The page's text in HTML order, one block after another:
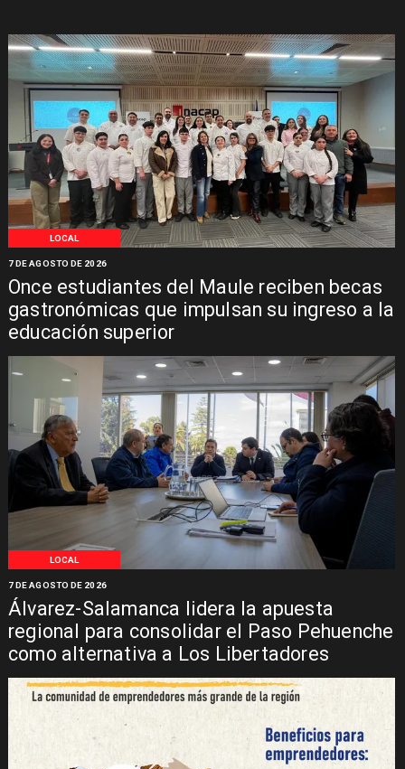
LOCAL
Once estudiantes del Maule reciben becas
gastronómicas que impulsan su ingreso a la
educación superior
7 DE AGOSTO DE 2026
LOCAL
Álvarez-Salamanca lidera la apuesta
regional para consolidar el Paso Pehuenche
como alternativa a Los Libertadores
7 DE AGOSTO DE 2026